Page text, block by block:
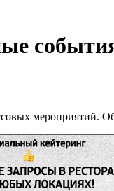
мероприятий.